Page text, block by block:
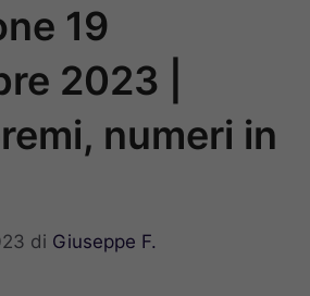
19
2023 |
numeri in
di Giuseppe F.